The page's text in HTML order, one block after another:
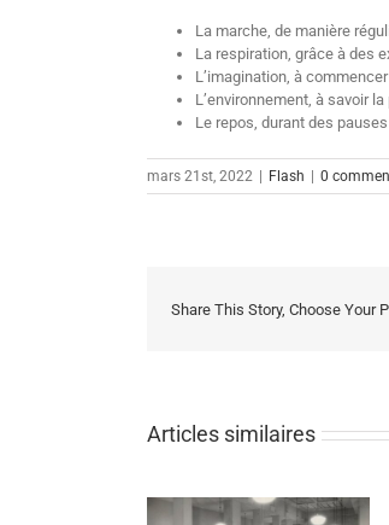
La marche, de manière
La respiration, grâce à des
L’imagination, à
L’environnement, à savoir
Le repos, durant des
mars 21st, 2022 Flash 0
Share This Story, Choose Your
Articles similaires